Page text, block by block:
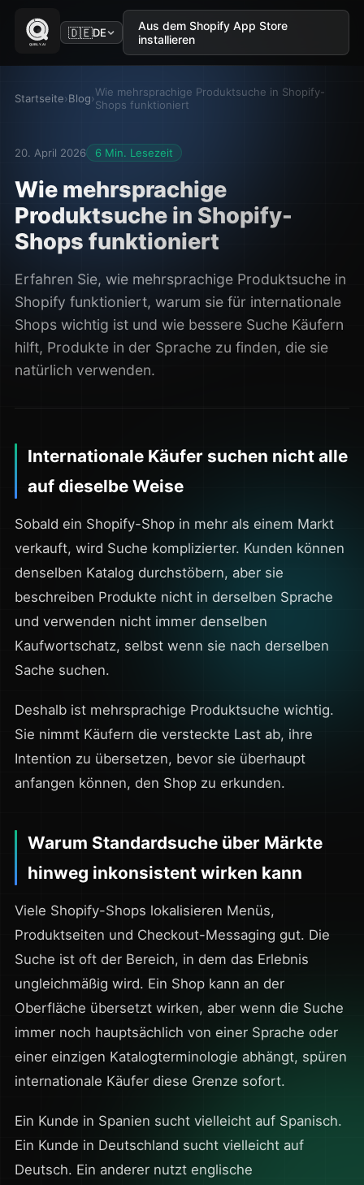
🇩🇪DE
Aus dem Shopify App Store
installieren
Startseite›Blog›Wie mehrsprachige Produktsuche in Shopify-
Shops funktioniert
20. April 2026 6 Min. Lesezeit
Wie mehrsprachige
Produktsuche in Shopify-
Shops funktioniert
Erfahren Sie, wie mehrsprachige Produktsuche in
Shopify funktioniert, warum sie für internationale
Shops wichtig ist und wie bessere Suche Käufern
hilft, Produkte in der Sprache zu finden, die sie
natürlich verwenden.
Internationale Käufer suchen nicht alle
auf dieselbe Weise
Sobald ein Shopify-Shop in mehr als einem Markt
verkauft, wird Suche komplizierter. Kunden können
denselben Katalog durchstöbern, aber sie
beschreiben Produkte nicht in derselben Sprache
und verwenden nicht immer denselben
Kaufwortschatz, selbst wenn sie nach derselben
Sache suchen.
Deshalb ist mehrsprachige Produktsuche wichtig.
Sie nimmt Käufern die versteckte Last ab, ihre
Intention zu übersetzen, bevor sie überhaupt
anfangen können, den Shop zu erkunden.
Warum Standardsuche über Märkte
hinweg inkonsistent wirken kann
Viele Shopify-Shops lokalisieren Menüs,
Produktseiten und Checkout-Messaging gut. Die
Suche ist oft der Bereich, in dem das Erlebnis
ungleichmäßig wird. Ein Shop kann an der
Oberfläche übersetzt wirken, aber wenn die Suche
immer noch hauptsächlich von einer Sprache oder
einer einzigen Katalogterminologie abhängt, spüren
internationale Käufer diese Grenze sofort.
Ein Kunde in Spanien sucht vielleicht auf Spanisch.
Ein Kunde in Deutschland sucht vielleicht auf
Deutsch. Ein anderer nutzt englische